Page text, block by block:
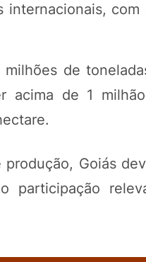
com
de
acima de 1
Goiás
participação